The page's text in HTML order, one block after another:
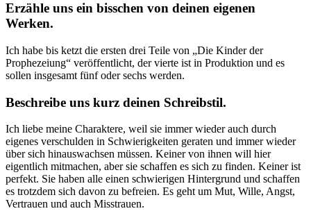
Erzähle uns ein bisschen von deinen eigenen
Werken.
Ich habe bis ketzt die ersten drei Teile von „Die Kinder der
Prophezeiung“ veröffentlicht, der vierte ist in Produktion und es
sollen insgesamt fünf oder sechs werden.
Beschreibe uns kurz deinen Schreibstil.
Ich liebe meine Charaktere, weil sie immer wieder auch durch
eigenes verschulden in Schwierigkeiten geraten und immer wieder
über sich hinauswachsen müssen. Keiner von ihnen will hier
eigentlich mitmachen, aber sie schaffen es sich zu finden. Keiner ist
perfekt. Sie haben alle einen schwierigen Hintergrund und schaffen
es trotzdem sich davon zu befreien. Es geht um Mut, Wille, Angst,
Vertrauen und auch Misstrauen.